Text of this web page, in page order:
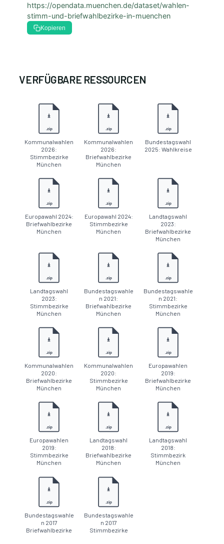
https://opendata.muenchen.de/dataset/wahlen-
stimm-und-briefwahlbezirke-in-muenchen
Kopieren
VERFÜGBARE RESSOURCEN
.zip
Kommunalwahlen
2026:
Stimmbezirke
München
.zip
Kommunalwahlen
2026:
Briefwahlbezirke
München
.zip
Bundestagswahl
2025: Wahlkreise
.zip
Europawahl 2024:
Briefwahlbezirke
München
.zip
Europawahl 2024:
Stimmbezirke
München
.zip
Landtagswahl
2023:
Briefwahlbezirke
München
.zip
Landtagswahl
2023:
Stimmbezirke
München
.zip
Bundestagswahle
n 2021:
Briefwahlbezirke
München
.zip
Bundestagswahle
n 2021:
Stimmbezirke
München
.zip
Kommunalwahlen
2020:
Briefwahlbezirke
München
.zip
Kommunalwahlen
2020:
Stimmbezirke
München
.zip
Europawahlen
2019:
Briefwahlbezirke
München
.zip
Europawahlen
2019:
Stimmbezirke
München
.zip
Landtagswahl
2018:
Briefwahlbezirke
München
.zip
Landtagswahl
2018:
Stimmbezirk
München
.zip
Bundestagswahle
n 2017
Briefwahlbezirke
.zip
Bundestagswahle
n 2017
Stimmbezirke